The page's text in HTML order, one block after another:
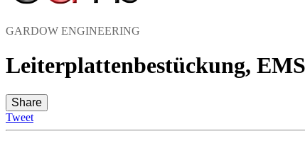
GARDOW ENGINEERING
Leiterplattenbestückung,
Share
Tweet